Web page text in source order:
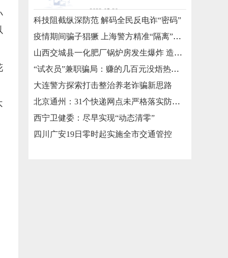
2022-05-20
科技阻截纵深防范 解码全民反电诈“密码”
疫情期间骗子猖獗 上海警方精准“隔离”涉疫类诈骗
山西交城县一化肥厂锅炉房发生爆炸 造成3死2伤
“试衣员”兼职骗局：赚的几百元没焐热就被骗走几万元
大连警方探索打击整治养老诈骗新思路
北京通州：31个快递网点未严格落实防疫措施被责令整改
西宁卫健委：尽早实现“动态清零”
四川广安19日零时起实施全市交通管控